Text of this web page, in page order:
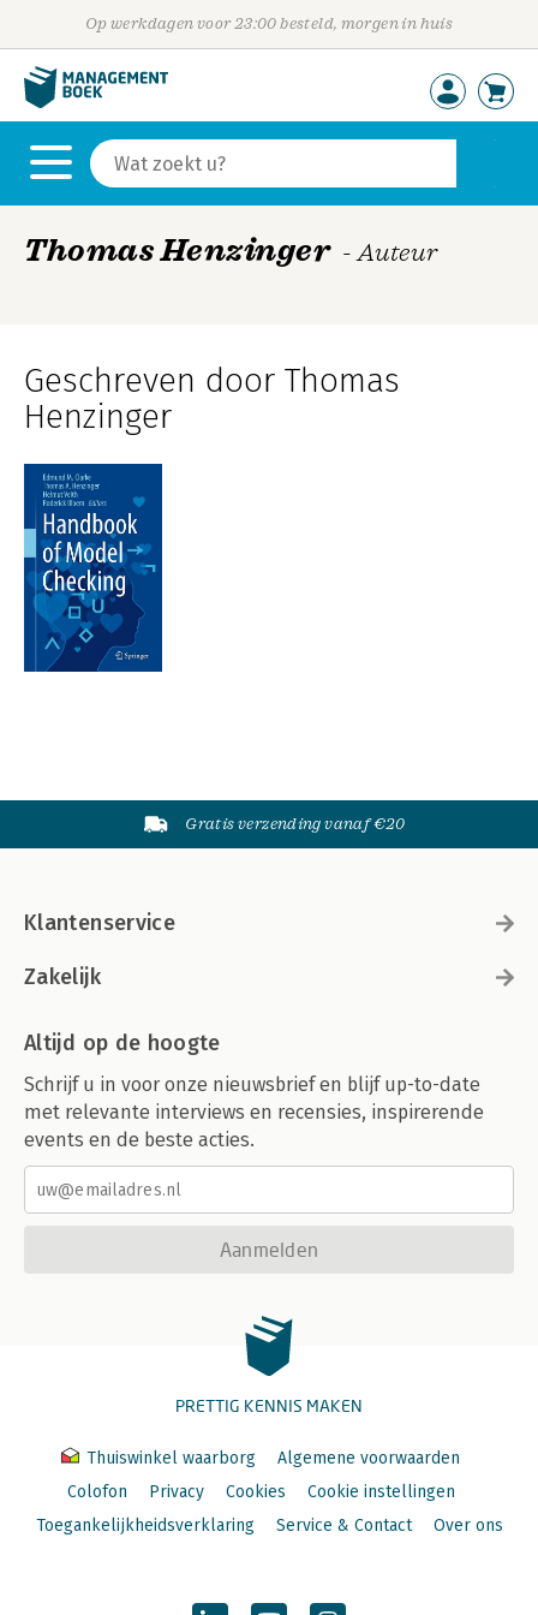
Op werkdagen voor 23:00 besteld, morgen in huis
Thomas Henzinger - Auteur
Geschreven door Thomas
Henzinger
Gratis verzending vanaf €20
Klantenservice
Zakelijk
Altijd op de hoogte
Schrijf u in voor onze nieuwsbrief en blijf up-to-date
met relevante interviews en recensies, inspirerende
events en de beste acties.
Aanmelden
PRETTIG KENNIS MAKEN
Thuiswinkel waarborg
Algemene voorwaarden
Colofon
Privacy Cookies
Cookie instellingen
Toegankelijkheidsverklaring
Service & Contact Over ons